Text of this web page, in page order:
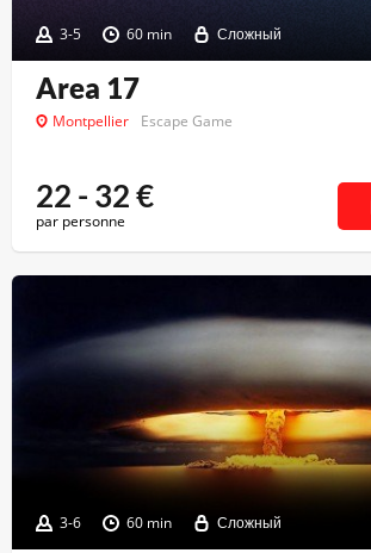
3-5 60 min Сложный
Area 17
Montpellier Escape Game
22 - 32€
par personne
3-6 60 min Сложный